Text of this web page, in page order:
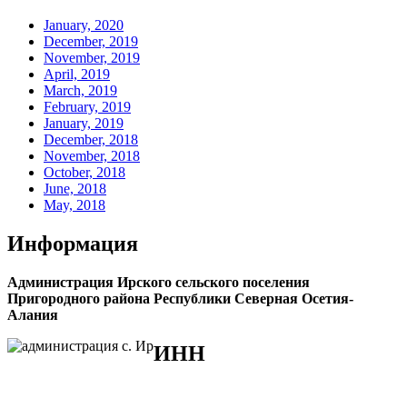
January, 2020
December, 2019
November, 2019
April, 2019
March, 2019
February, 2019
January, 2019
December, 2018
November, 2018
October, 2018
June, 2018
May, 2018
Информация
Администрация Ирского сельского поселения
Пригородного района Республики Северная Осетия-
Алания
ИНН